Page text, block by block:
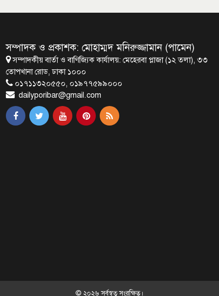
ব্রাক্ষণবাড়িয়ায় বইপড়া কর্মসূচীর
শুভসূচনা
মালয়েশিয়ায় মারামারি করে তিন
বাংলাদেশি নিহত
সম্পাদক ও প্রকাশক: মোহাম্মদ মনিরুজ্জামান (পামেন)
সম্পাদকীয় বার্তা ও বাণিজ্যিক কার্যালয়: মেহেরবা প্লাজা (১২ তলা), ৩৩
তোপখানা রোড, ঢাকা ১০০০
০১৭১১৩২০৫৫০, ০১৯৭৭৫৯৯০০০
dailyporibar@gmail.com
© ২০২৬ সর্বস্বত্ব সংরক্ষিত।